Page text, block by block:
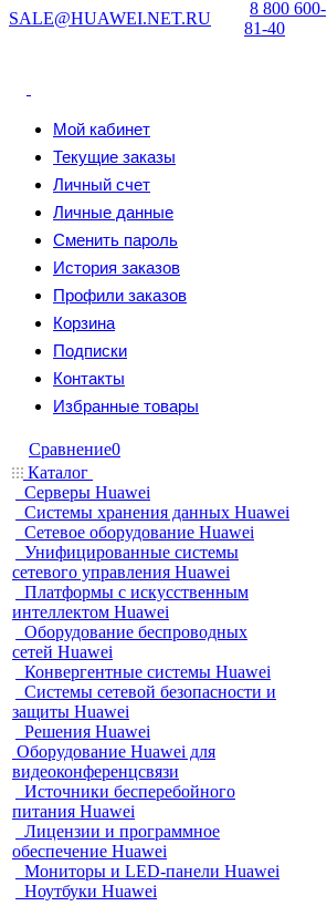
SALE@HUAWEI.NET.RU
8 800 600-
81-40
Мой кабинет
Текущие заказы
Личный счет
Личные данные
Сменить пароль
История заказов
Профили заказов
Корзина
Подписки
Контакты
Избранные товары
Сравнение0
Каталог
Серверы Huawei
Системы хранения данных Huawei
Сетевое оборудование Huawei
Унифицированные системы
сетевого управления Huawei
Платформы с искусственным
интеллектом Huawei
Оборудование беспроводных
сетей Huawei
Конвергентные системы Huawei
Системы сетевой безопасности и
защиты Huawei
Решения Huawei
Оборудование Huawei для
видеоконференцсвязи
Источники бесперебойного
питания Huawei
Лицензии и программное
обеспечение Huawei
Мониторы и LED-панели Huawei
Ноутбуки Huawei